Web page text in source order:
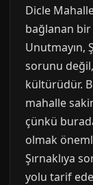
Dicle
bağlanan bir
Unutmayın,
sorunu
kültürüdür.
mahalle
çünkü
olmak
Şırnaklıya
yolu tarif